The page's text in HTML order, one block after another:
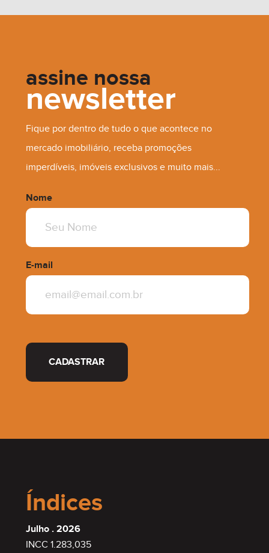
assine nossa
newsletter
Fique por dentro de tudo o que acontece no
mercado imobiliário, receba promoções
imperdíveis, imóveis exclusivos e muito mais...
Nome
E-mail
CADASTRAR
Índices
Julho . 2026
INCC 1.283,035